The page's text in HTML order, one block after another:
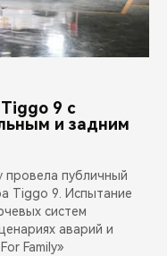
9 с
и задним
провела публичный
Tiggo 9. Испытание
систем
аварий и
Family»